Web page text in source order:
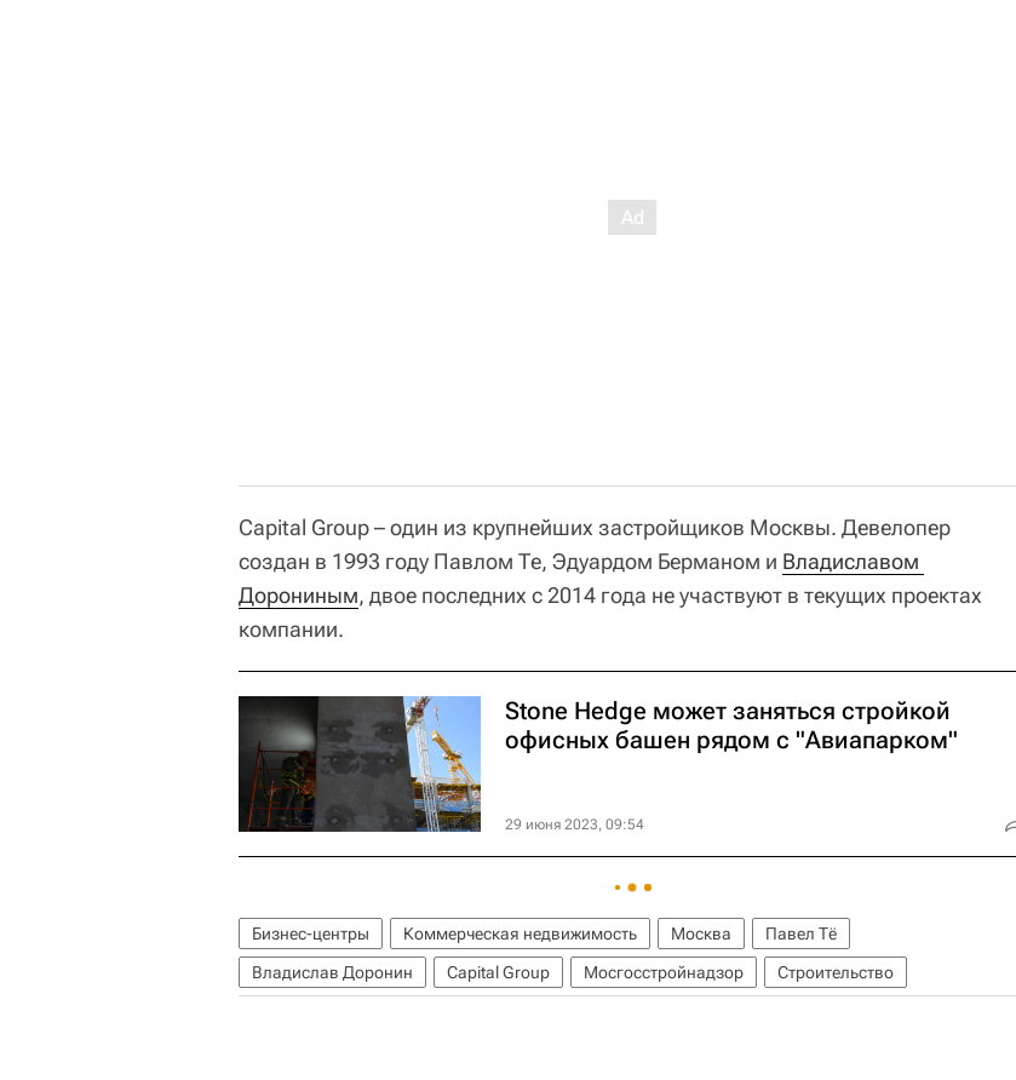
Capital Group – один из крупнейших застройщиков Москвы. Девелопер
создан в 1993 году Павлом Те, Эдуардом Берманом и Владиславом
Дорониным, двое последних с 2014 года не участвуют в текущих проектах
компании.
Stone Hedge может заняться стройкой
офисных башен рядом с "Авиапарком"
29 июня 2023, 09:54
Бизнес-центры Коммерческая недвижимость Москва
Павел Тё
Владислав Доронин
Capital Group Мосгосстройнадзор Строительство